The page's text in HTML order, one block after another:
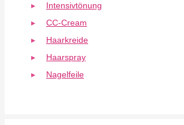
Intensivtönung
CC-Cream
Haarkreide
Haarspray
Nagelfeile